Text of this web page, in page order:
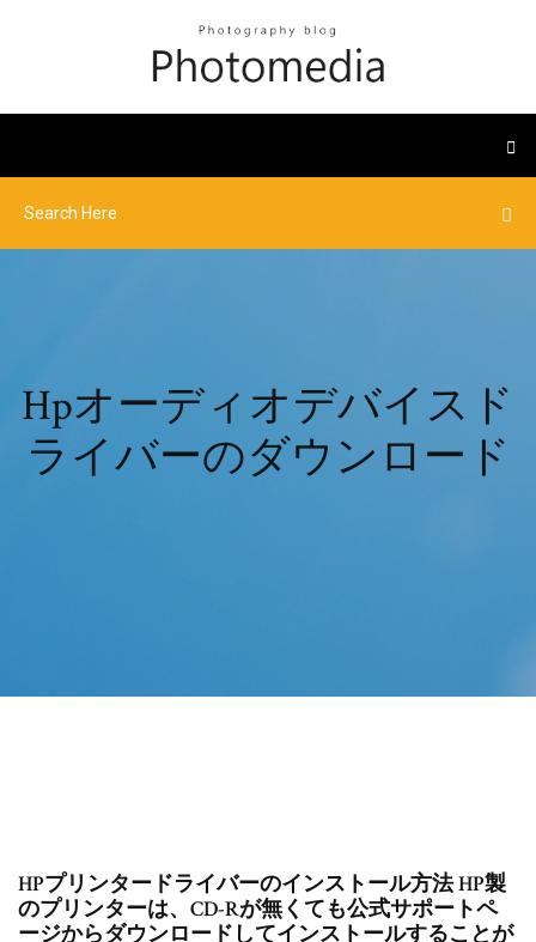
Hpオーディオデバイスド
ライバーのダウンロード
HPプリンタードライバーのインストール方法 HP製
のプリンターは、CD-Rが無くても公式サポートペ
ージからダウンロードしてインストールすることが